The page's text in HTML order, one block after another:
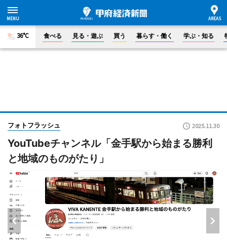
36°C 食べる 見る・遊ぶ 買う 暮らす・働く 学ぶ・知る
フォトフラッシュ 2025.11.30
YouTubeチャンネル「金手駅から始まる勝利
と地域のものがたり」